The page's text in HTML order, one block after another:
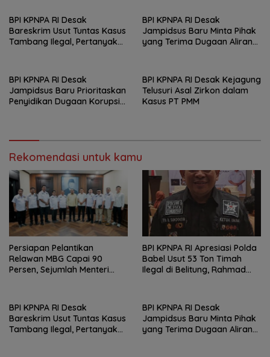
BPI KPNPA RI Desak
Bareskrim Usut Tuntas Kasus
Tambang Ilegal, Pertanyakan
BPI KPNPA RI Desak
Jampidsus Baru Minta Pihak
yang Terima Dugaan Aliran
BPI KPNPA RI Desak
Jampidsus Baru Prioritaskan
Penyidikan Dugaan Korupsi
BPI KPNPA RI Desak Kejagung
Telusuri Asal Zirkon dalam
Kasus PT PMM
Rekomendasi untuk kamu
Persiapan Pelantikan
Relawan MBG Capai 90
Persen, Sejumlah Menteri
BPI KPNPA RI Apresiasi Polda
Babel Usut 53 Ton Timah
Ilegal di Belitung, Rahmad
BPI KPNPA RI Desak
Bareskrim Usut Tuntas Kasus
Tambang Ilegal, Pertanyakan
BPI KPNPA RI Desak
Jampidsus Baru Minta Pihak
yang Terima Dugaan Aliran